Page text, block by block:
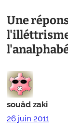
Une
souâd zaki
26 juin 2011